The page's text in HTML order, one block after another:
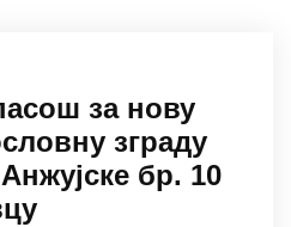
за нову
зграду
бр. 10